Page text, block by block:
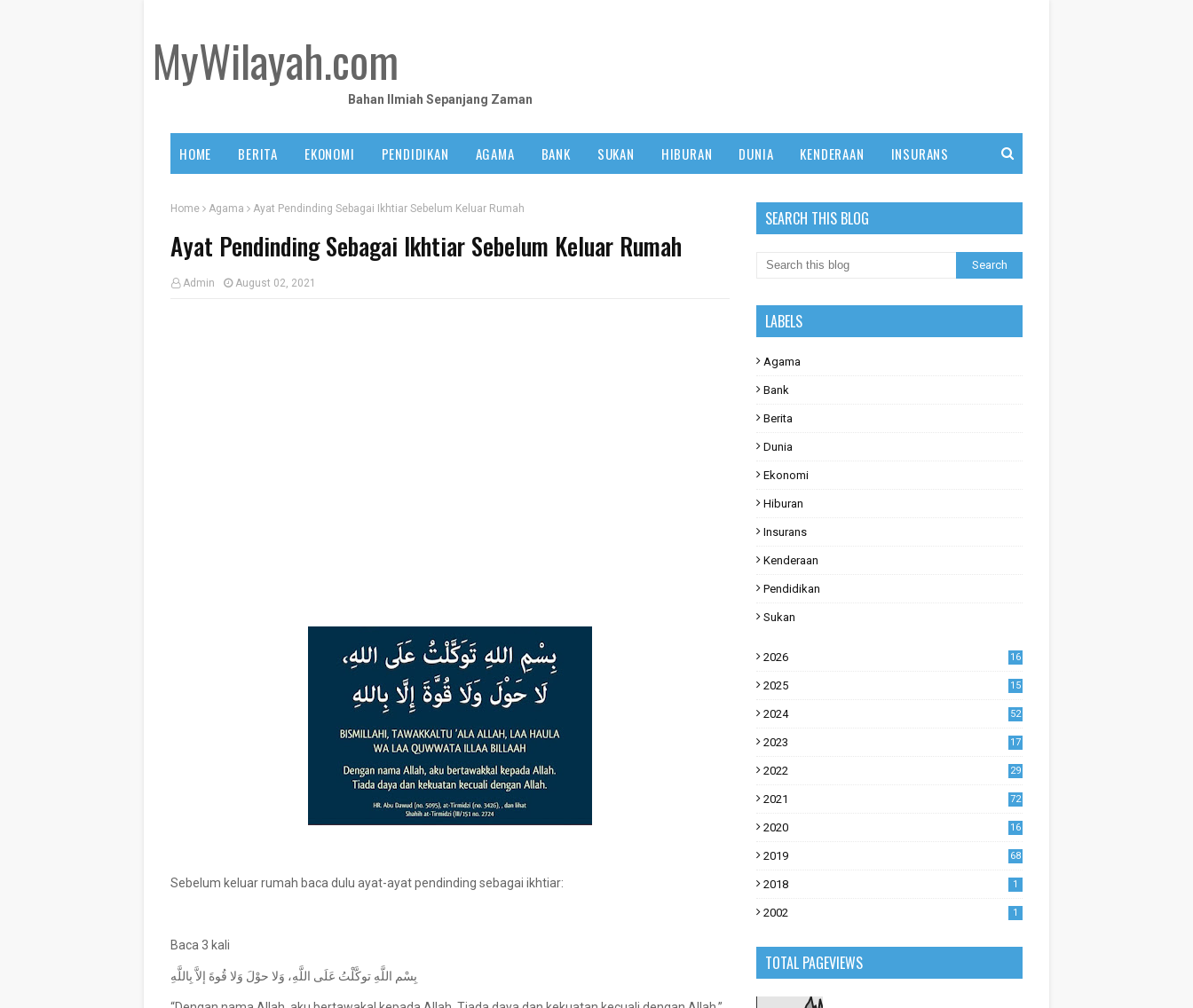
MyWilayah.com
Bahan Ilmiah Sepanjang Zaman
HOME BERITA EKONOMI PENDIDIKAN AGAMA BANK SUKAN HIBURAN DUNIA KENDERAAN INSURANS
Home Agama Ayat Pendinding Sebagai Ikhtiar Sebelum Keluar Rumah
Ayat Pendinding Sebagai Ikhtiar Sebelum Keluar Rumah
Admin August 02, 2021
Sebelum keluar rumah baca dulu ayat-ayat pendinding sebagai ikhtiar:
Baca 3 kali
بِسْم اللَّهِ توكَّلْتُ عَلَى اللَّهِ، وَلا حوْلَ وَلا قُوةَ إلاَّ بِاللَّهِ
SEARCH THIS BLOG
LABELS
Agama
Bank
Berita
Dunia
Ekonomi
Hiburan
Insurans
Kenderaan
Pendidikan
Sukan
2026 16
2025 15
2024 52
2023
17
2022
29
2021
72
2020
16
2019
68
2018 1
2002 1
TOTAL PAGEVIEWS